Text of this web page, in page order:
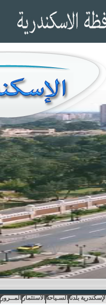
الإسكندرية بلدنا السـياحة الاستثمار المــرور